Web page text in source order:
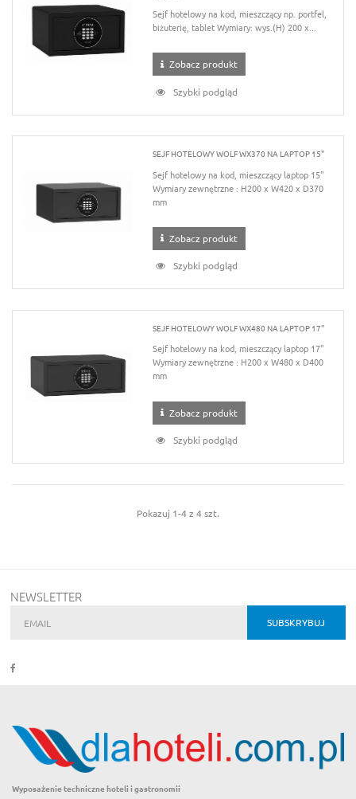
Sejf hotelowy na kod, mieszczący np. portfel,
biżuterię, tablet Wymiary: wys.(H) 200 x...
Zobacz produkt
Szybki podgląd
SEJF HOTELOWY WOLF WX370 NA LAPTOP 15"
Sejf hotelowy na kod, mieszczący laptop 15"
Wymiary zewnętrzne : H200 x W420 x D370
mm
Zobacz produkt
Szybki podgląd
SEJF HOTELOWY WOLF WX480 NA LAPTOP 17''
Sejf hotelowy na kod, mieszczący laptop 17"
Wymiary zewnętrzne : H200 x W480 x D400
mm
Zobacz produkt
Szybki podgląd
Pokazuj 1-4 z 4 szt.
NEWSLETTER
Wyposażenie techniczne hoteli i gastronomii